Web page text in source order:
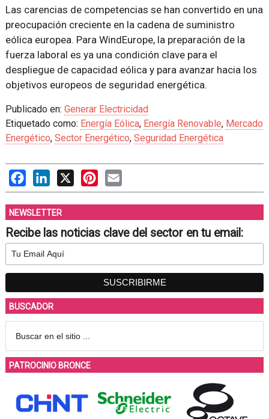
Las carencias de competencias se han convertido en una
preocupación creciente en la cadena de suministro
eólica europea. Para WindEurope, la preparación de la
fuerza laboral es ya una condición clave para el
despliegue de capacidad eólica y para avanzar hacia los
objetivos europeos de seguridad energética.
Publicado en: Generar Electricidad
Etiquetado como: Energía Eólica, Energía Renovable, Mercado
Energético, Sector Energético, Seguridad Energética
FacebookLinkedIn
X PinterestEmail
NEWSLETTER
Recibe las noticias clave del sector en tu email:
BUSCADOR
PATROCINIO BRONCE